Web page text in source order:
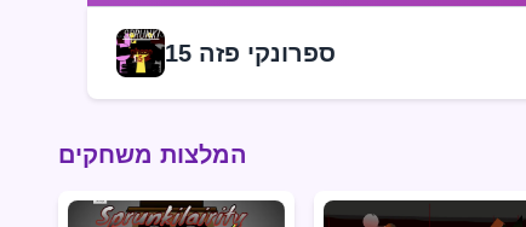
ספרונקי פזה 15
המלצות משחקים